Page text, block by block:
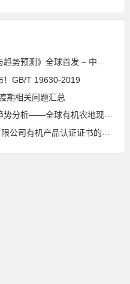
首发 – 中国有机市场规模跻身世界第三
！GB/T 19630-2019
期相关问题汇总
机农地现状与有机食品（含饮料）市场
司有机产品认证证书的公告